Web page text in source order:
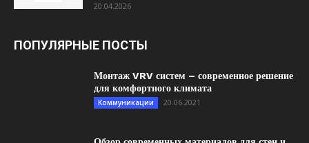
20.04.2026
ПОПУЛЯРНЫЕ ПОСТЫ
Монтаж VRV систем – современное решение
для комфортного климата
Коммуникации 20.06.2021